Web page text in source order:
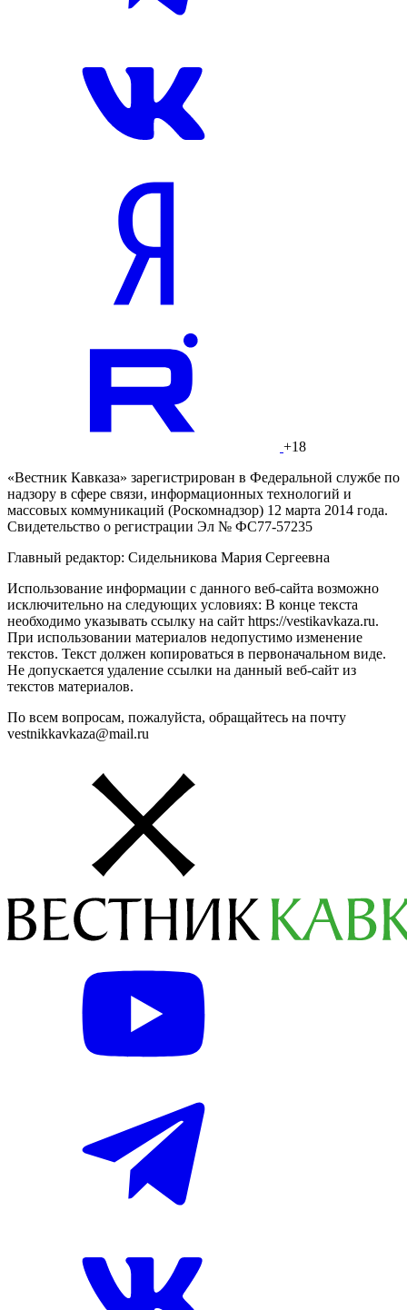
+18
«Вестник Кавказа» зарегистрирован в Федеральной службе по
надзору в сфере связи, информационных технологий и
массовых коммуникаций (Роскомнадзор) 12 марта 2014 года.
Свидетельство о регистрации Эл № ФС77-57235
Главный редактор: Сидельникова Мария Сергеевна
Использование информации с данного веб-сайта возможно
исключительно на следующих условиях: В конце текста
необходимо указывать ссылку на сайт https://vestikavkaza.ru.
При использовании материалов недопустимо изменение
текстов. Текст должен копироваться в первоначальном виде.
Не допускается удаление ссылки на данный веб-сайт из
текстов материалов.
По всем вопросам, пожалуйста, обращайтесь на почту
vestnikkavkaza@mail.ru